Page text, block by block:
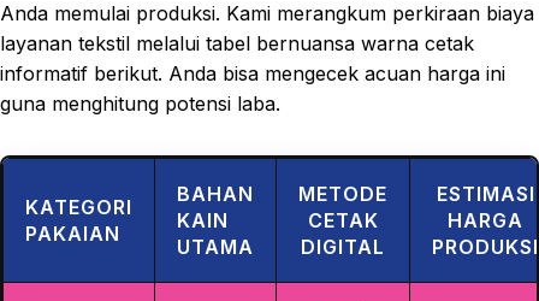
Anda memulai produksi. Kami merangkum perkiraan biaya
layanan tekstil melalui tabel bernuansa warna cetak
informatif berikut. Anda bisa mengecek acuan harga ini
guna menghitung potensi laba.
KATEGORI
PAKAIAN
BAHAN
KAIN
UTAMA
METODE
CETAK
DIGITAL
ESTIMASI
HARGA
PRODUKSI